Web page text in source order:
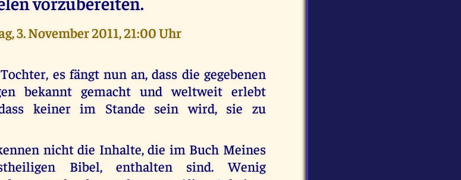
3. November 2011, 21:00 Uhr
es fängt nun an, dass die gegebenen
bekannt gemacht und weltweit erlebt
keiner im Stande sein wird, sie zu
nicht die Inhalte, die im Buch Meines
Bibel, enthalten sind. Wenig